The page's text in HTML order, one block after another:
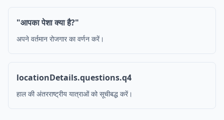
"आपका पेशा क्या है?"
अपने वर्तमान रोजगार का वर्णन करें।
locationDetails.questions.q4
हाल की अंतरराष्ट्रीय यात्राओं को सूचीबद्ध करें।